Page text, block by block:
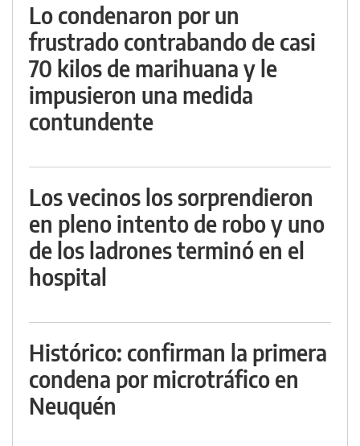
Lo condenaron por un
frustrado contrabando de casi
70 kilos de marihuana y le
impusieron una medida
contundente
Los vecinos los sorprendieron
en pleno intento de robo y uno
de los ladrones terminó en el
hospital
Histórico: confirman la primera
condena por microtráfico en
Neuquén